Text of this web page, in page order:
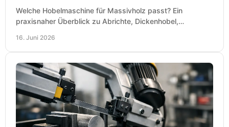
Welche Hobelmaschine für Massivholz passt? Ein
praxisnaher Überblick zu Abrichte, Dickenhobel,
16. Juni 2026